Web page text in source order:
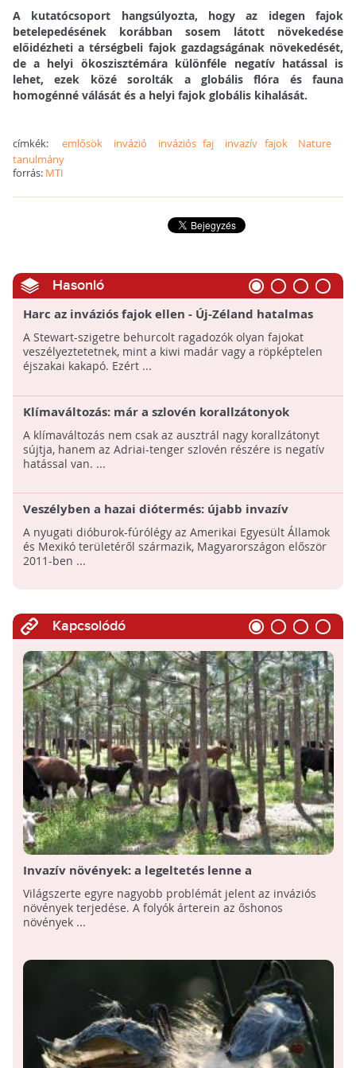
A kutatócsoport hangsúlyozta, hogy az idegen fajok
betelepedésének korábban sosem látott növekedése
előidézheti a térségbeli fajok gazdagságának növekedését,
de a helyi ökoszisztémára különféle negatív hatással is
lehet, ezek közé sorolták a globális flóra és fauna
homogénné válását és a helyi fajok globális kihalását.
címkék:emlősök invázió inváziós faj invazív fajok
Nature
tanulmány
forrás: MTI
Hasonló
Harc az inváziós fajok ellen - Új-Zéland hatalmas
akciót indít
A Stewart-szigetre behurcolt ragadozók olyan fajokat
veszélyeztetetnek, mint a kiwi madár vagy a röpképtelen
éjszakai kakapó. Ezért ...
Klímaváltozás: már a szlovén korallzátonyok
sincsenek biztonságban
A klímaváltozás nem csak az ausztrál nagy korallzátonyt
sújtja, hanem az Adriai-tenger szlovén részére is negatív
hatással van. ...
Veszélyben a hazai diótermés: újabb invazív
kártevő lendült támadásba
A nyugati dióburok-fúrólégy az Amerikai Egyesült Államok
és Mexikó területéről származik, Magyarországon először
2011-ben ...
Kapcsolódó
Invazív növények: a legeltetés lenne a
csodafegyver?
Világszerte egyre nagyobb problémát jelent az inváziós
növények terjedése. A folyók árterein az őshonos
növények ...